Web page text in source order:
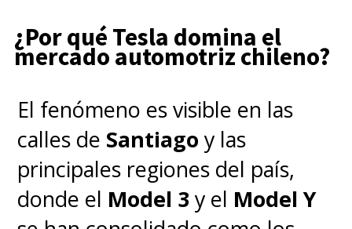
¿Por qué Tesla domina el
mercado automotriz chileno?
El fenómeno es visible en las
calles de Santiago y las
principales regiones del país,
donde el Model 3 y el Model Y